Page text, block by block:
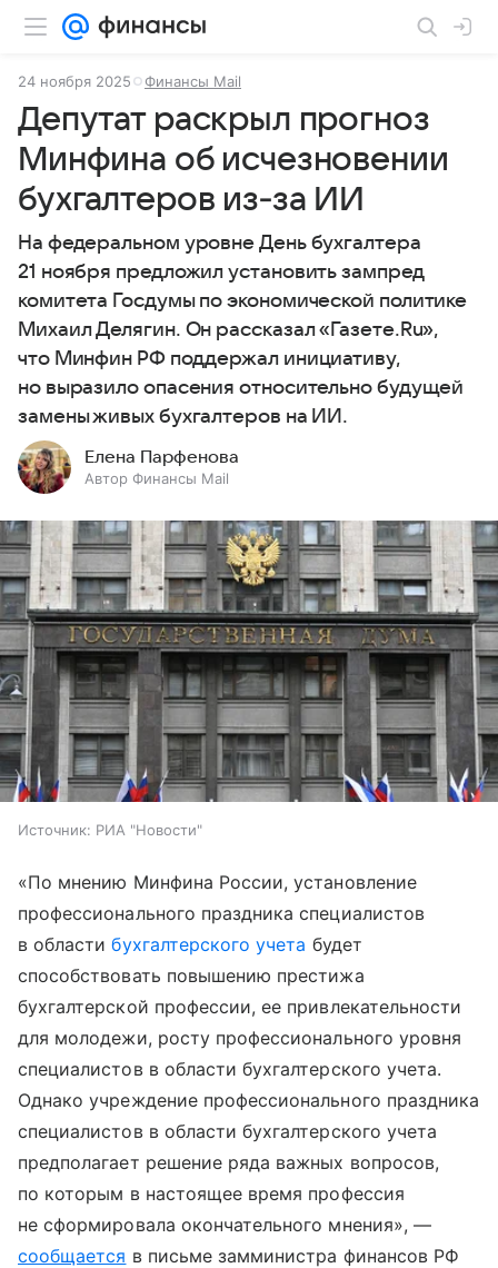
24 ноября 2025 Финансы Mail
Депутат раскрыл прогноз
Минфина об исчезновении
бухгалтеров из‑за ИИ
На федеральном уровне День бухгалтера
21 ноября предложил установить зампред
комитета Госдумы по экономической политике
Михаил Делягин. Он рассказал «Газете.Ru»,
что Минфин РФ поддержал инициативу,
но выразило опасения относительно будущей
замены живых бухгалтеров на ИИ.
Елена Парфенова
Автор Финансы Mail
Источник: РИА "Новости"
«По мнению Минфина России, установление
профессионального праздника специалистов
в областибухгалтерского учета будет
способствовать повышению престижа
бухгалтерской профессии, ее привлекательности
для молодежи, росту профессионального уровня
специалистов в области бухгалтерского учета.
Однако учреждение профессионального праздника
специалистов в области бухгалтерского учета
предполагает решение ряда важных вопросов,
по которым в настоящее время профессия
не сформировала окончательного мнения», —
сообщается в письме замминистра финансов РФ